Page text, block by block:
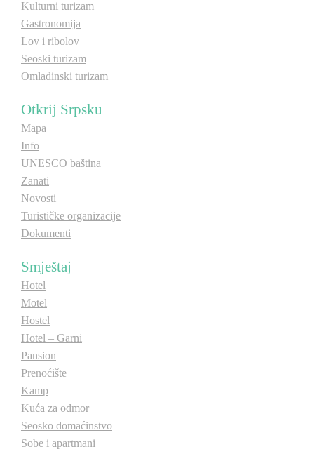
Kulturni turizam
Gastronomija
Lov i ribolov
Seoski turizam
Omladinski turizam
Otkrij Srpsku
Mapa
Info
UNESCO baština
Zanati
Novosti
Turističke organizacije
Dokumenti
Smještaj
Hotel
Motel
Hostel
Hotel – Garni
Pansion
Prenoćište
Kamp
Kuća za odmor
Seosko domaćinstvo
Sobe i apartmani